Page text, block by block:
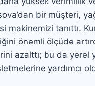
bir müşteri,
makinemizi tanıttı.
önemli ölçüde
azalttı; bu da yerel
yardımcı